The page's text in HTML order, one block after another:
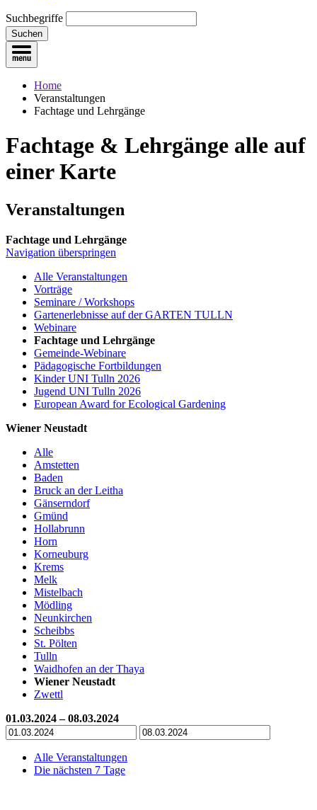
Suchbegriffe
Suchen
Home
Veranstaltungen
Fachtage und Lehrgänge
Fachtage & Lehrgänge alle auf
einer Karte
Veranstaltungen
Fachtage und Lehrgänge
Navigation überspringen
Alle Veranstaltungen
Vorträge
Seminare / Workshops
Gartenerlebnisse auf der GARTEN TULLN
Webinare
Fachtage und Lehrgänge
Gemeinde-Webinare
Pädagogische Fortbildungen
Kinder UNI Tulln 2026
Jugend UNI Tulln 2026
European Award for Ecological Gardening
Wiener Neustadt
Alle
Amstetten
Baden
Bruck an der Leitha
Gänserndorf
Gmünd
Hollabrunn
Horn
Korneuburg
Krems
Melk
Mistelbach
Mödling
Neunkirchen
Scheibbs
St. Pölten
Tulln
Waidhofen an der Thaya
Wiener Neustadt
Zwettl
01.03.2024 – 08.03.2024
Alle Veranstaltungen
Die nächsten 7 Tage